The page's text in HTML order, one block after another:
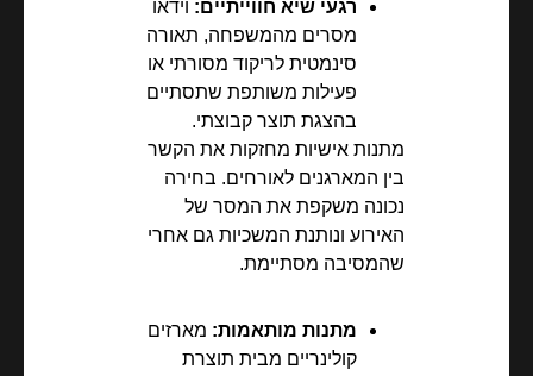
רגעי שיא חווייתיים: וידאו
מסרים מהמשפחה, תאורה
סינמטית לריקוד מסורתי או
פעילות משותפת שתסתיים
בהצגת תוצר קבוצתי.
מתנות אישיות מחזקות את הקשר
בין המארגנים לאורחים. בחירה
נכונה משקפת את המסר של
האירוע ונותנת המשכיות גם אחרי
שהמסיבה מסתיימת.
מתנות מותאמות: מארזים
קולינריים מבית תוצרת